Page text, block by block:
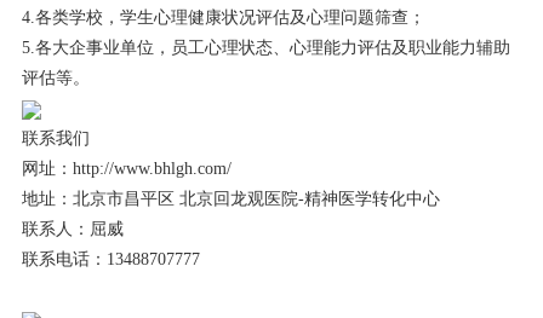
4.各类学校，学生心理健康状况评估及心理问题筛查；
5.各大企事业单位，员工心理状态、心理能力评估及职业能力辅助
评估等。
联系我们
网址：http://www.bhlgh.com/
地址：北京市昌平区 北京回龙观医院-精神医学转化中心
联系人：屈威
联系电话：13488707777